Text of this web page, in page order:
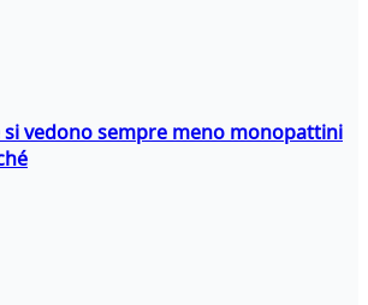
si vedono sempre meno monopattini